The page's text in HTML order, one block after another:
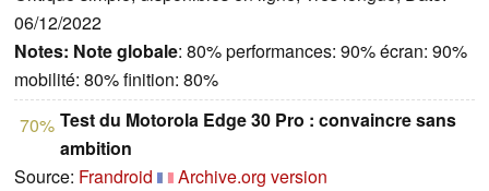
06/12/2022
Notes: Note globale: 80% performances: 90% écran: 90%
mobilité: 80% finition: 80%
70% Test du Motorola Edge 30 Pro : convaincre sans
ambition
Source: Frandroid
Archive.org version